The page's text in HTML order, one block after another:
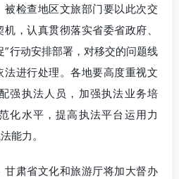
检查地区文旅部门要以此次交
，认真贯彻落实省委省政府、
”行动安排部署，对移交的问题线
进行处理。各地要高度重视文
强执法人员，加强执法业务培
化水平，提高执法平台运用力
能力。
肃省文化和旅游厅将加大督办